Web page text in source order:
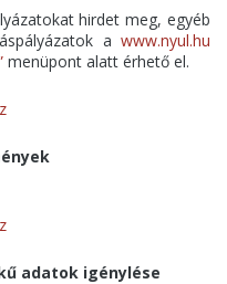
hirdet meg, egyéb
a www.nyul.hu
menüpont alatt érhető el.
adatok igénylése